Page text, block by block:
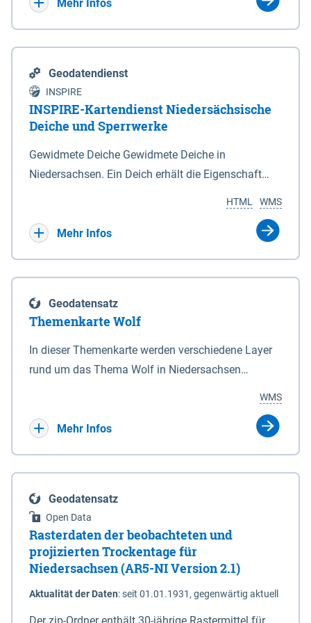
Mehr Infos
Geodatendienst
INSPIRE
INSPIRE-Kartendienst Niedersächsische
Deiche und Sperrwerke
Gewidmete Deiche Gewidmete Deiche in
Niedersachsen. Ein Deich erhält die Eigenschaft
Deichbehörde durch Verordnung ausspricht. Für
enthalten. Sperrwerke Sperrwerke sind Bauwerke
mit Sperrvorrichtungen in Tidegewässern, die dem
Schutz eines Gebietes vor erhöhten Tiden, vor allem
vor Sturmfluten, zu dienen bestimmt sind (§2 Abs.3
Eigenschaft eines Sperrwerkes durch Widmung, die
die Deichbehörde durch Verordnung ausspricht.
WMS
HTML
Mehr Infos
Geodatensatz
Themenkarte Wolf
In dieser Themenkarte werden verschiedene Layer
rund um das Thema Wolf in Niedersachsen
sowie Status der bestehenden Wolfsterritorien im
laufenden Monitoringjahr.
WMS
Mehr Infos
Geodatensatz
Open Data
Rasterdaten der beobachteten und
projizierten Trockentage für
Niedersachsen (AR5-NI Version 2.1)
Aktualität der Daten:seit 01.01.1931, gegenwärtig aktuell